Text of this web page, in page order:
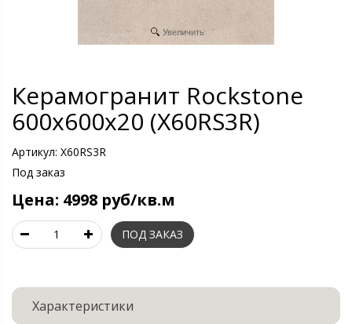
Увеличить
Керамогранит Rockstone
600х600х20 (X60RS3R)
Артикул: X60RS3R
Под заказ
Цена: 4998 руб/кв.м
Характеристики